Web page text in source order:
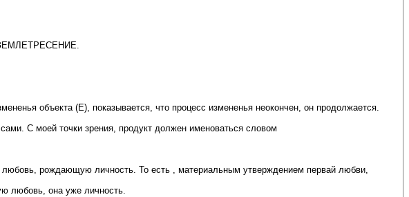
ЗЕМЛЕТРЕСЕНИЕ.
объекта (Е), показывается, что процесс измененья неокончен, он продолжается.
С моей точки зрения, продукт должен именоваться словом
рождающую личность. То есть , материальным утверждением первай любви,
любовь, она уже личность.